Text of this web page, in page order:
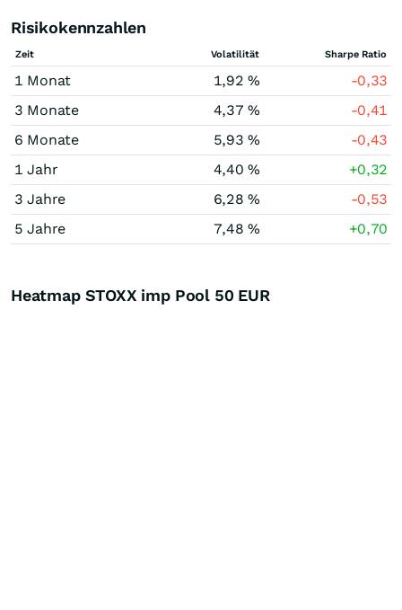
Risikokennzahlen
Zeit Volatilität Sharpe Ratio
1 Monat 1,92 %
-0,33
3 Monate
4,37 %
-0,41
6 Monate
5,93 %
-0,43
1 Jahr
4,40 %
+0,32
3 Jahre
6,28 %
-0,53
5 Jahre
7,48 % +0,70
Heatmap STOXX imp Pool 50 EUR